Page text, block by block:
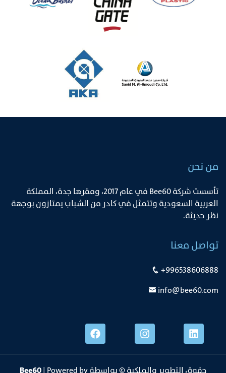
من نحن
ﺗﺄﺳﺴﺖ ﺷﺮﻛﺔ Bee60 ﻓﻲ ﻋﺎم 2017، وﻣﻘﺮﻫﺎ ﺟﺪة، اﻟﻤﻤﻠﻜﺔ
اﻟﻌﺮﺑﻴﺔ اﻟﺴﻌﻮدﻳﺔ وﺗﺘﻤﺜﻞ ﻓﻲ ﻛﺎدر ﻣﻦ اﻟﺸﺒﺎب ﻳﻤﺘﺎزون ﺑﻮﺟﻬﺔ
ﻧﻈﺮ ﺣﺪﻳﺜﺔ.
تواصل معنا
+996538606888
info@bee60.com
حقوق التطوير والملكية © بواسطة Bee60| Powered by